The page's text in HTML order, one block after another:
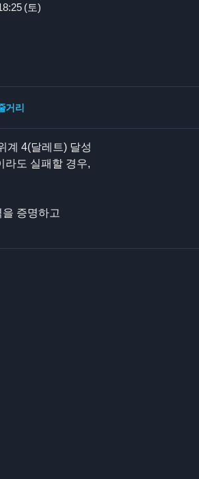
25 (토)
거리
계 4(달레트) 달성
라도 실패할 경우,
증명하고